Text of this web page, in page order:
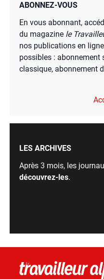
ABONNEZ-VOUS
En vous abonnant,
du magazine le
nos publications en
possibles : abonnement
classique, abonnement
LES ARCHIVES
Après 3 mois, les
découvrez-les.